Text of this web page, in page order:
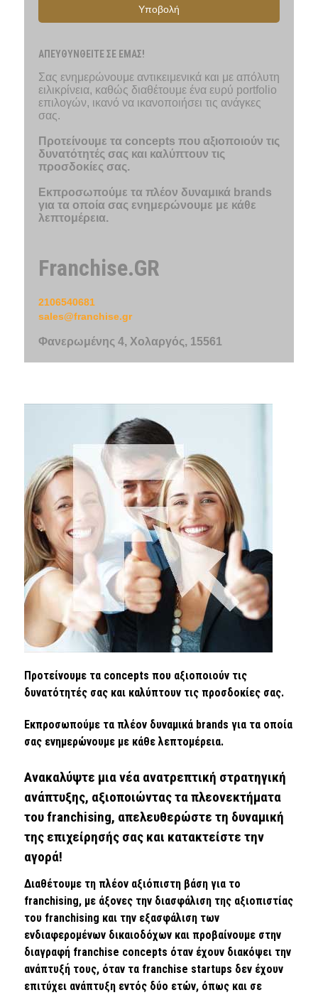
Υποβολή
ΑΠΕΥΘΥΝΘΕΙΤΕ ΣΕ ΕΜΑΣ!
Σας ενημερώνουμε αντικειμενικά και με απόλυτη
ειλικρίνεια, καθώς διαθέτουμε ένα ευρύ portfolio
επιλογών, ικανό να ικανοποιήσει τις ανάγκες
σας.
Προτείνουμε τα concepts που αξιοποιούν τις
δυνατότητές σας και καλύπτουν τις
προσδοκίες σας.
Εκπροσωπούμε τα πλέον δυναμικά brands
για τα οποία σας ενημερώνουμε με κάθε
λεπτομέρεια.
Franchise.GR
2106540681
sales@franchise.gr
Φανερωμένης 4, Χολαργός, 15561
Προτείνουμε τα concepts που αξιοποιούν τις
δυνατότητές σας και καλύπτουν τις προσδοκίες σας.
Εκπροσωπούμε τα πλέον δυναμικά brands για τα οποία
σας ενημερώνουμε με κάθε λεπτομέρεια.
Ανακαλύψτε μια νέα ανατρεπτική στρατηγική
ανάπτυξης, αξιοποιώντας τα πλεονεκτήματα
του franchising, απελευθερώστε τη δυναμική
της επιχείρησής σας και κατακτείστε την
αγορά!
Διαθέτουμε τη πλέον αξιόπιστη βάση για το
franchising, με άξονες την διασφάλιση της αξιοπιστίας
του franchising και την εξασφάλιση των
ενδιαφερομένων δικαιοδόχων και προβαίνουμε στην
διαγραφή franchise concepts όταν έχουν διακόψει την
ανάπτυξή τους, όταν τα franchise startups δεν έχουν
επιτύχει ανάπτυξη εντός δύο ετών, όπως και σε